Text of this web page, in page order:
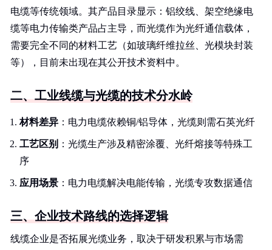
电缆等传统领域。其产品目录显示：铝绞线、架空绝缘电
缆等电力传输类产品占主导，而光缆作为光纤通信载体，
需要完全不同的材料工艺（如玻璃纤维拉丝、光模块封装
等），目前未出现在其公开技术资料中。
二、工业线缆与光缆的技术分水岭
材料差异 ：电力电缆依赖铜/铝导体，光缆则需石英光纤
工艺区别 ：光缆生产涉及精密涂覆、光纤熔接等特殊工
序
应用场景 ：电力电缆解决电能传输，光缆专攻数据通信
三、企业技术路线的选择逻辑
线缆企业是否拓展光缆业务，取决于研发积累与市场需